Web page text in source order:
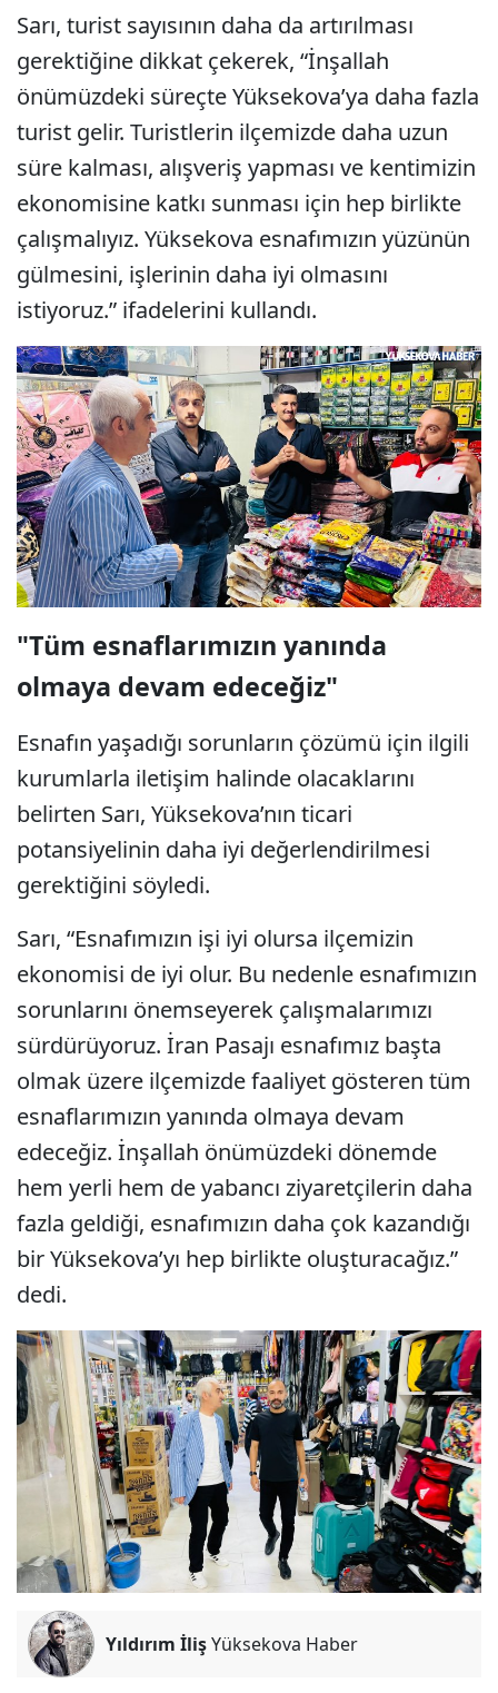
Sarı, turist sayısının daha da artırılması
gerektiğine dikkat çekerek, “İnşallah
önümüzdeki süreçte Yüksekova’ya daha fazla
turist gelir. Turistlerin ilçemizde daha uzun
süre kalması, alışveriş yapması ve kentimizin
ekonomisine katkı sunması için hep birlikte
çalışmalıyız. Yüksekova esnafımızın yüzünün
gülmesini, işlerinin daha iyi olmasını
istiyoruz.” ifadelerini kullandı.
"Tüm esnaflarımızın yanında
olmaya devam edeceğiz"
Esnafın yaşadığı sorunların çözümü için ilgili
kurumlarla iletişim halinde olacaklarını
belirten Sarı, Yüksekova’nın ticari
potansiyelinin daha iyi değerlendirilmesi
gerektiğini söyledi.
Sarı, “Esnafımızın işi iyi olursa ilçemizin
ekonomisi de iyi olur. Bu nedenle esnafımızın
sorunlarını önemseyerek çalışmalarımızı
sürdürüyoruz. İran Pasajı esnafımız başta
olmak üzere ilçemizde faaliyet gösteren tüm
esnaflarımızın yanında olmaya devam
edeceğiz. İnşallah önümüzdeki dönemde
hem yerli hem de yabancı ziyaretçilerin daha
fazla geldiği, esnafımızın daha çok kazandığı
bir Yüksekova’yı hep birlikte oluşturacağız.”
dedi.
Yıldırım İlişYüksekova Haber